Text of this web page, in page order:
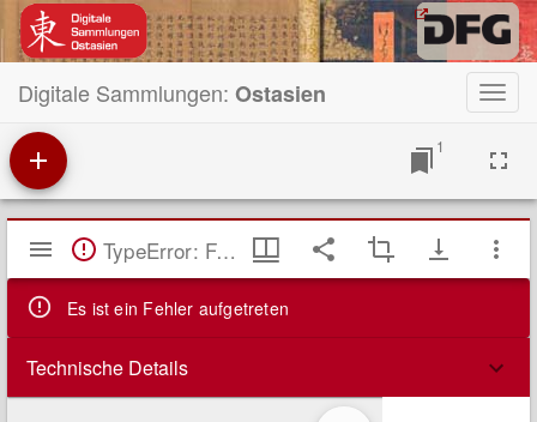
Digitale Sammlungen: Ostasien
1
Mirador
Viewer TypeError: Failed to fetch
Es ist ein Fehler aufgetreten
Technische Details